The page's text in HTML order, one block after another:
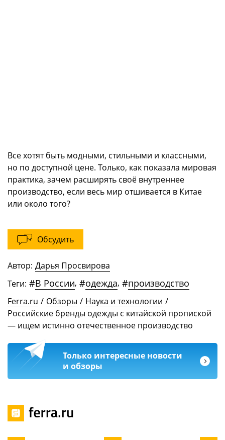
Все хотят быть модными, стильными и классными,
но по доступной цене. Только, как показала мировая
практика, зачем расширять своё внутреннее
производство, если весь мир отшивается в Китае
или около того?
Обсудить
Автор: Дарья Просвирова
Теги: #В России, #одежда, #производство
Ferra.ru / Обзоры / Наука и технологии /
Российские бренды одежды с китайской пропиской
— ищем истинно отечественное производство
Только интересные новости
и обзоры